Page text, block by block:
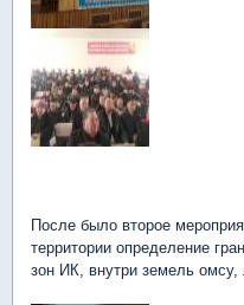
После было второе
территории определение
зон ИК, внутри земель омсу,